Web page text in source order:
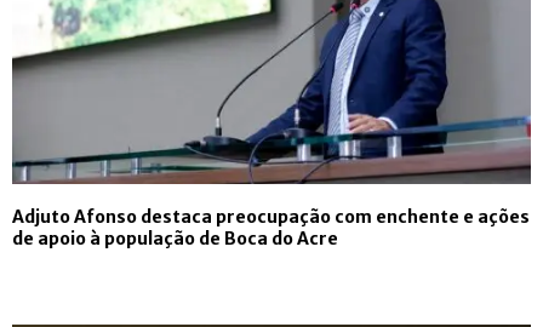
Adjuto Afonso destaca preocupação com enchente e ações
de apoio à população de Boca do Acre